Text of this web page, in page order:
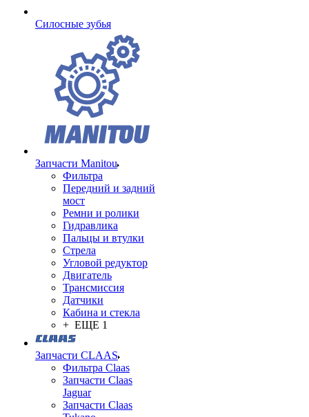
Cилосные зубья
Запчасти Manitou
Фильтра
Передний и задний
мост
Ремни и ролики
Гидравлика
Пальцы и втулки
Стрела
Угловой редуктор
Двигатель
Трансмиссия
Датчики
Кабина и стекла
+ ЕЩЕ 1
Запчасти CLAAS
Фильтра Claas
Запчасти Claas
Jaguar
Запчасти Claas